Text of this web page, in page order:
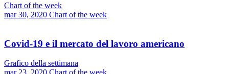
Chart of the week
mar 30, 2020 Chart of the week
Covid-19 e il mercato del lavoro americano
Grafico della settimana